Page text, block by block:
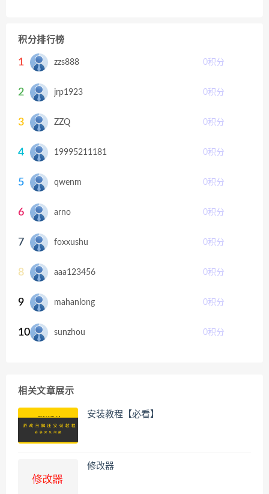
积分排行榜
1 zzs888 0积分
2 jrp1923 0积分
3 ZZQ 0积分
4 19995211181 0积分
5 qwenm 0积分
6 arno 0积分
7 foxxushu 0积分
8 aaa123456 0积分
9 mahanlong 0积分
10 sunzhou 0积分
相关文章展示
安装教程【必看】
修改器